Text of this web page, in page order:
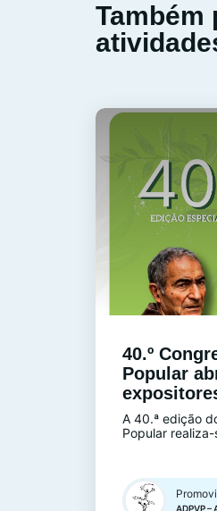
Também
40.º
Popular
A 40.ª edição
Popular